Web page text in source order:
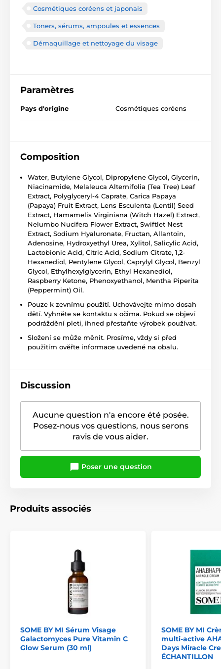
Cosmétiques coréens et japonais
Toners, sérums, ampoules et essences
Démaquillage et nettoyage du visage
Paramètres
Pays d'origine Cosmétiques coréens
Composition
Water, Butylene Glycol, Dipropylene Glycol, Glycerin,
Niacinamide, Melaleuca Alternifolia (Tea Tree) Leaf
Extract, Polyglyceryl-4 Caprate, Carica Papaya
(Papaya) Fruit Extract, Lens Esculenta (Lentil) Seed
Extract, Hamamelis Virginiana (Witch Hazel) Extract,
Nelumbo Nucifera Flower Extract, Swiftlet Nest
Extract, Sodium Hyaluronate, Fructan, Allantoin,
Adenosine, Hydroxyethyl Urea, Xylitol, Salicylic Acid,
Lactobionic Acid, Citric Acid, Sodium Citrate, 1,2-
Hexanediol, Pentylene Glycol, Caprylyl Glycol, Benzyl
Glycol, Ethylhexylglycerin, Ethyl Hexanediol,
Raspberry Ketone, Phenoxyethanol, Mentha Piperita
(Peppermint) Oil.
Pouze k zevnímu použití. Uchovávejte mimo dosah
dětí. Vyhněte se kontaktu s očima. Pokud se objeví
podráždění pleti, ihned přestaňte výrobek používat.
Složení se může měnit. Prosíme, vždy si před
použitím ověřte informace uvedené na obalu.
Discussion
Aucune question n'a encore été posée.
Posez-nous vos questions, nous serons
ravis de vous aider.
Poser une question
Produits associés
SOME BY MI Sérum Visage
Galactomyces Pure Vitamin C
Glow Serum (30 ml)
SOME BY MI
multi-active
Days Miracle
ÉCHANTILLON